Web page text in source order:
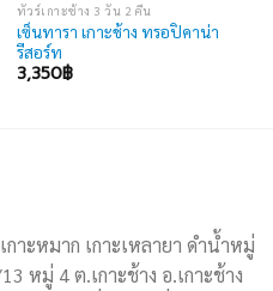
ทัวร์เกาะช้าง 3 วัน 2 คืน
เซ็นทารา เกาะช้าง ทรอปิคาน่า
รีสอร์ท
3,350฿
กาะหมาก เกาะเหลายา ดำน้ำหมู่
หมู่ 4 ต.เกาะช้าง อ.เกาะช้าง